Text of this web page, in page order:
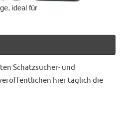
ideal für
Schatzsucher- und
hier täglich die